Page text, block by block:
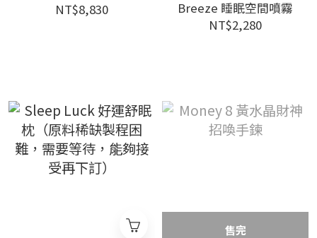
NT$8,830
Breeze 睡眠空間噴霧
NT$2,280
售完